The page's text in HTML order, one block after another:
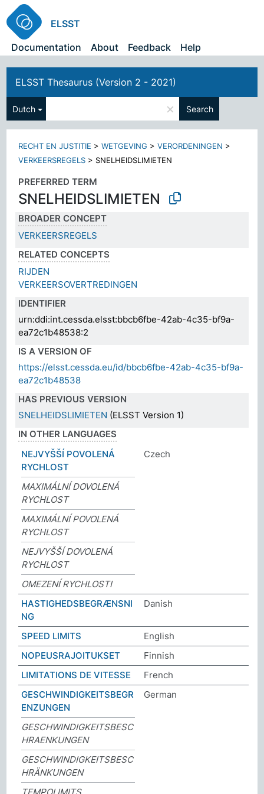
ELSST
Documentation
About Feedback Help
ELSST Thesaurus (Version 2 - 2021)
Dutch × Search
RECHT EN JUSTITIE >WETGEVING >VERORDENINGEN >
VERKEERSREGELS >SNELHEIDSLIMIETEN
PREFERRED TERM
SNELHEIDSLIMIETEN
BROADER CONCEPT
VERKEERSREGELS
RELATED CONCEPTS
RIJDEN
VERKEERSOVERTREDINGEN
IDENTIFIER
urn:ddi:int.cessda.elsst:bbcb6fbe-42ab-4c35-bf9a-
ea72c1b48538:2
IS A VERSION OF
https://elsst.cessda.eu/id/bbcb6fbe-42ab-4c35-bf9a-
ea72c1b48538
HAS PREVIOUS VERSION
SNELHEIDSLIMIETEN (ELSST Version 1)
IN OTHER LANGUAGES
NEJVYŠŠÍ POVOLENÁ
RYCHLOST
Czech
MAXIMÁLNÍ DOVOLENÁ
RYCHLOST
MAXIMÁLNÍ POVOLENÁ
RYCHLOST
NEJVYŠŠÍ DOVOLENÁ
RYCHLOST
OMEZENÍ RYCHLOSTI
HASTIGHEDSBEGRÆNSNI
NG
Danish
SPEED LIMITS
English
NOPEUSRAJOITUKSET
Finnish
LIMITATIONS DE VITESSE
French
GESCHWINDIGKEITSBEGR
ENZUNGEN
German
GESCHWINDIGKEITSBESC
HRAENKUNGEN
GESCHWINDIGKEITSBESC
HRÄNKUNGEN
TEMPOLIMITS